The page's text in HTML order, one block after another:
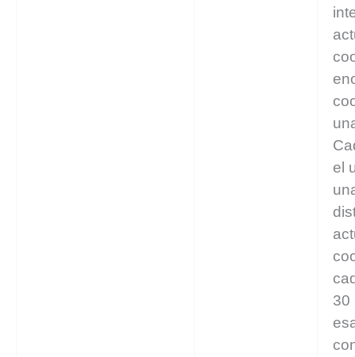
el
30